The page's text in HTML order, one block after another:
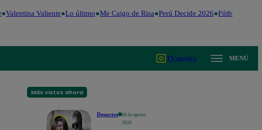
Valentina Valiente Lo último Me Caigo de Risa Perú Decide 2026 Fútbol peruano
TV en vivo MENÚ
Más vistos ahora
Deportes
08 de agosto
2026